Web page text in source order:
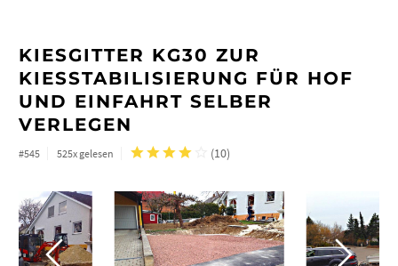
KIESGITTER KG30 ZUR
KIESSTABILISIERUNG FÜR HOF
UND EINFAHRT SELBER
VERLEGEN
#545 525x gelesen (10)